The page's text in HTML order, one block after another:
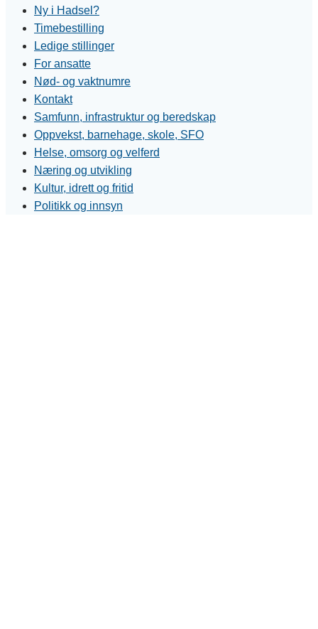
Ny i Hadsel?
Timebestilling
Ledige stillinger
For ansatte
Nød- og vaktnumre
Kontakt
Samfunn, infrastruktur og beredskap
Oppvekst, barnehage, skole, SFO
Helse, omsorg og velferd
Næring og utvikling
Kultur, idrett og fritid
Politikk og innsyn